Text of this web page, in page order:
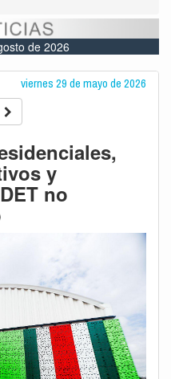
de 2026
viernes 29 de mayo de 2026
y
no